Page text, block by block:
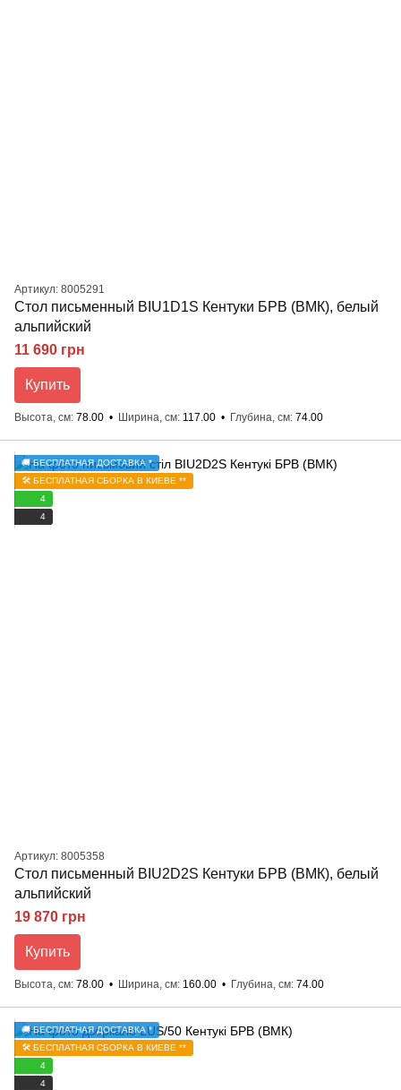
Артикул: 8005291
Стол письменный BIU1D1S Кентуки БРВ (ВМК), белый
альпийский
11 690 грн
Купить
Высота, см 78.00 Ширина, см 117.00 Глубина, см 74.00
🚚 БЕСПЛАТНАЯ ДОСТАВКА *
🛠️ БЕСПЛАТНАЯ СБОРКА В КИЕВЕ **
4
4
Артикул: 8005358
Стол письменный BIU2D2S Кентуки БРВ (ВМК), белый
альпийский
19 870 грн
Купить
Высота, см 78.00 Ширина, см 160.00 Глубина, см 74.00
🚚 БЕСПЛАТНАЯ ДОСТАВКА *
🛠️ БЕСПЛАТНАЯ СБОРКА В КИЕВЕ **
4
4